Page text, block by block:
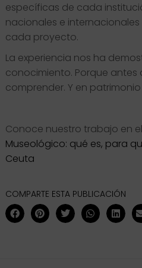
específicas de cada
nacionales e
cada proyecto.
La experiencia nos ha
conocimiento. Porque antes
comprender. Y en
Conoce nuestro trabajo en
Museológico: qué es, para
Ceuta
COMPARTE ESTA PUBLICACIÓN